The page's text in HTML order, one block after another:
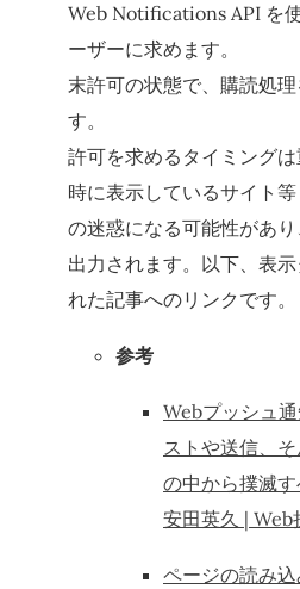
Web Notifications API を
ーザーに求めます。
末許可の状態で、購読処
す。
許可を求めるタイミング
時に表示しているサイト
の迷惑になる可能性があ
出力されます。以下、表
れた記事へのリンクです。
参考
Webプッシュ
ストや送信、
の中から撲滅
安田英久 |
ページの読み